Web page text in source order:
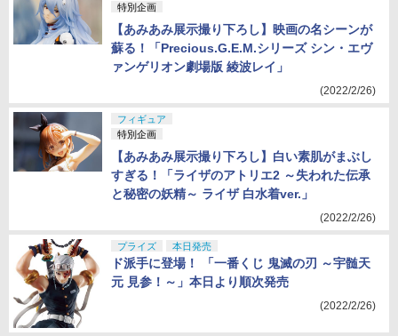
特別企画
【あみあみ展示撮り下ろし】映画の名シーンが
蘇る！「Precious.G.E.M.シリーズ シン・エヴ
ァンゲリオン劇場版 綾波レイ」
(2022/2/26)
フィギュア
特別企画
【あみあみ展示撮り下ろし】白い素肌がまぶし
すぎる！「ライザのアトリエ2 ～失われた伝承
と秘密の妖精～ ライザ 白水着ver.」
(2022/2/26)
プライズ 本日発売
ド派手に登場！ 「一番くじ 鬼滅の刃 ～宇髄天
元 見参！～」本日より順次発売
(2022/2/26)